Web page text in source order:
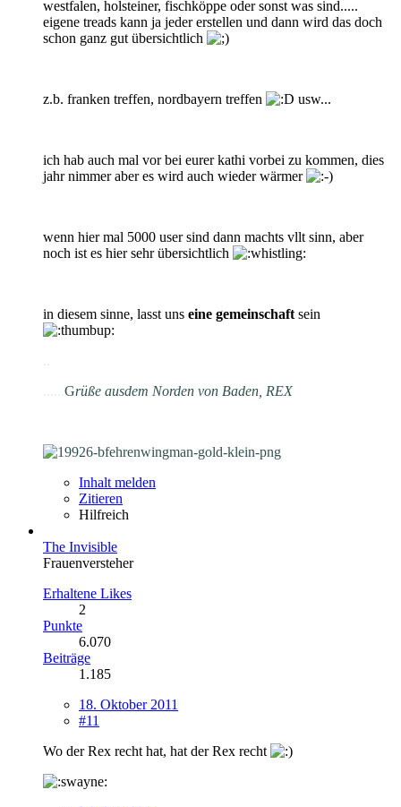
westfalen, holsteiner, fischköppe oder sonst was sind.....
eigene treads kann ja jeder erstellen und dann wird das doch
schon ganz gut übersichtlich
z.b. franken treffen, nordbayern treffen usw...
ich hab auch mal vor bei eurer kathi vorbei zu kommen, dies
jahr nimmer aber es wird auch wieder wärmer
wenn hier mal 5000 user sind dann machts vllt sinn, aber
noch ist es hier sehr übersichtlich
in diesem sinne, lasst uns eine gemeinschaftsein
Grüße ausdem Norden von Baden, REX
Inhalt melden
Zitieren
Hilfreich
The Invisible
Frauenversteher
Erhaltene Likes
2
Punkte
6.070
Beiträge
1.185
18. Oktober 2011
#11
Wo der Rex recht hat, hat der Rex recht